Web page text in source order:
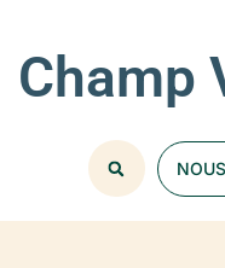
Champ